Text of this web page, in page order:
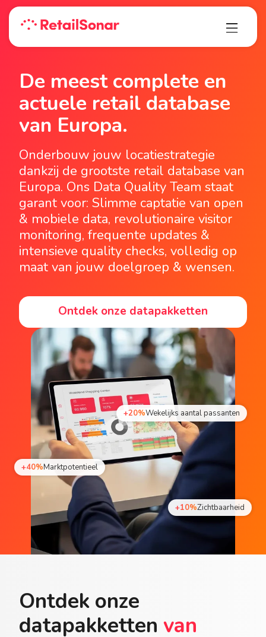
De meest complete en
actuele retail database
van Europa.
Onderbouw jouw locatiestrategie
dankzij de grootste retail database van
Europa. Ons Data Quality Team staat
garant voor: Slimme captatie van open
& mobiele data, revolutionaire visitor
monitoring, frequente updates &
intensieve quality checks, volledig op
maat van jouw doelgroep & wensen.
Ontdek onze datapakketten
+20%Wekelijks aantal passanten
+40%Marktpotentieel
+10%Zichtbaarheid
Ontdek onze
datapakketten van